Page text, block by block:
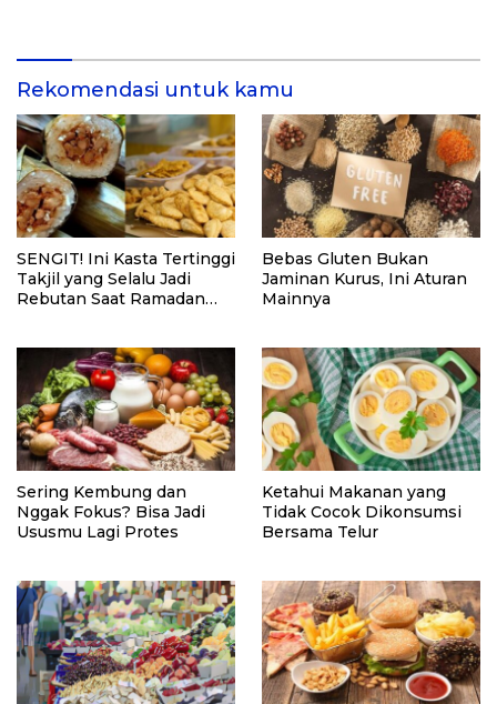
Rekomendasi untuk kamu
SENGIT! Ini Kasta Tertinggi
Takjil yang Selalu Jadi
Rebutan Saat Ramadan
Bebas Gluten Bukan
Jaminan Kurus, Ini Aturan
Mainnya
Sering Kembung dan
Nggak Fokus? Bisa Jadi
Ususmu Lagi Protes
Ketahui Makanan yang
Tidak Cocok Dikonsumsi
Bersama Telur